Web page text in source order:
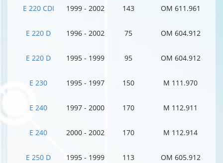
E 220 CDI 1999 - 2002 143 OM 611.961
E 220 D 1996 - 2002 75 OM 604.912
E 220 D 1995 - 1999 95 OM 604.912
E 230 1995 - 1997 150 M 111.970
E 240 1997 - 2000 170 M 112.911
E 240 2000 - 2002 170 M 112.914
E 250 D 1995 - 1999 113 OM 605.912